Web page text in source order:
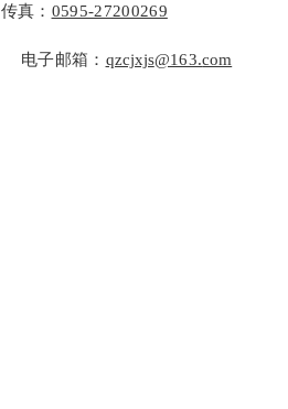
传真： 0595-27200269
电子邮箱： qzcjxjs@163.com